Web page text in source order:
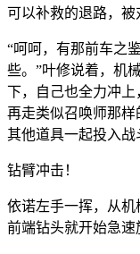
可以补救的退路，被
“呵呵，有那前车之
些。”叶修说着，机
下，自己也全力冲
再走类似召唤师那
其他道具一起投入战
钻臂冲击！
依诺左手一挥，从
前端钻头就开始急速